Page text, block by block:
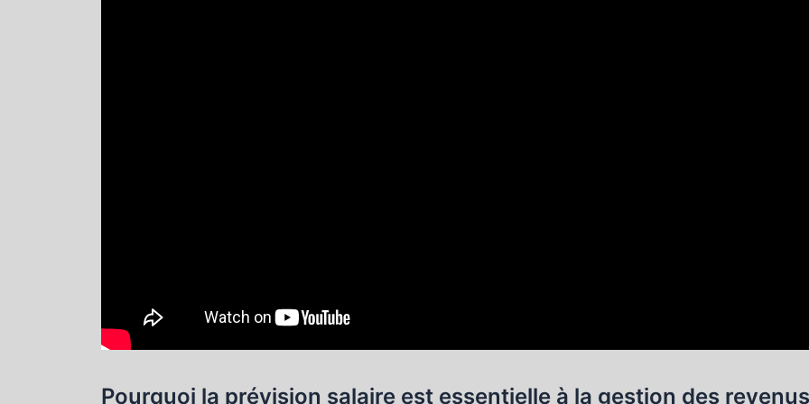
Pourquoi la prévision salaire est essentielle à la gestion des